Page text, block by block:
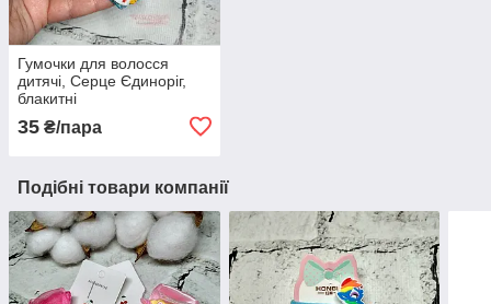
Гумочки для волосся
дитячі, Серце Єдиноріг,
блакитні
35 ₴/пара
Подібні товари компанії